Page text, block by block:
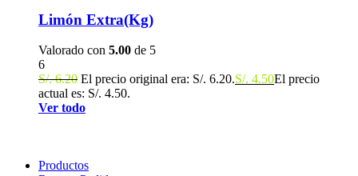
Limón Extra(Kg)
Valorado con 5.00 de 5
6
S/.6.20 El precio original era: S/. 6.20.S/. 4.50El precio
actual es: S/. 4.50.
Ver todo
Productos